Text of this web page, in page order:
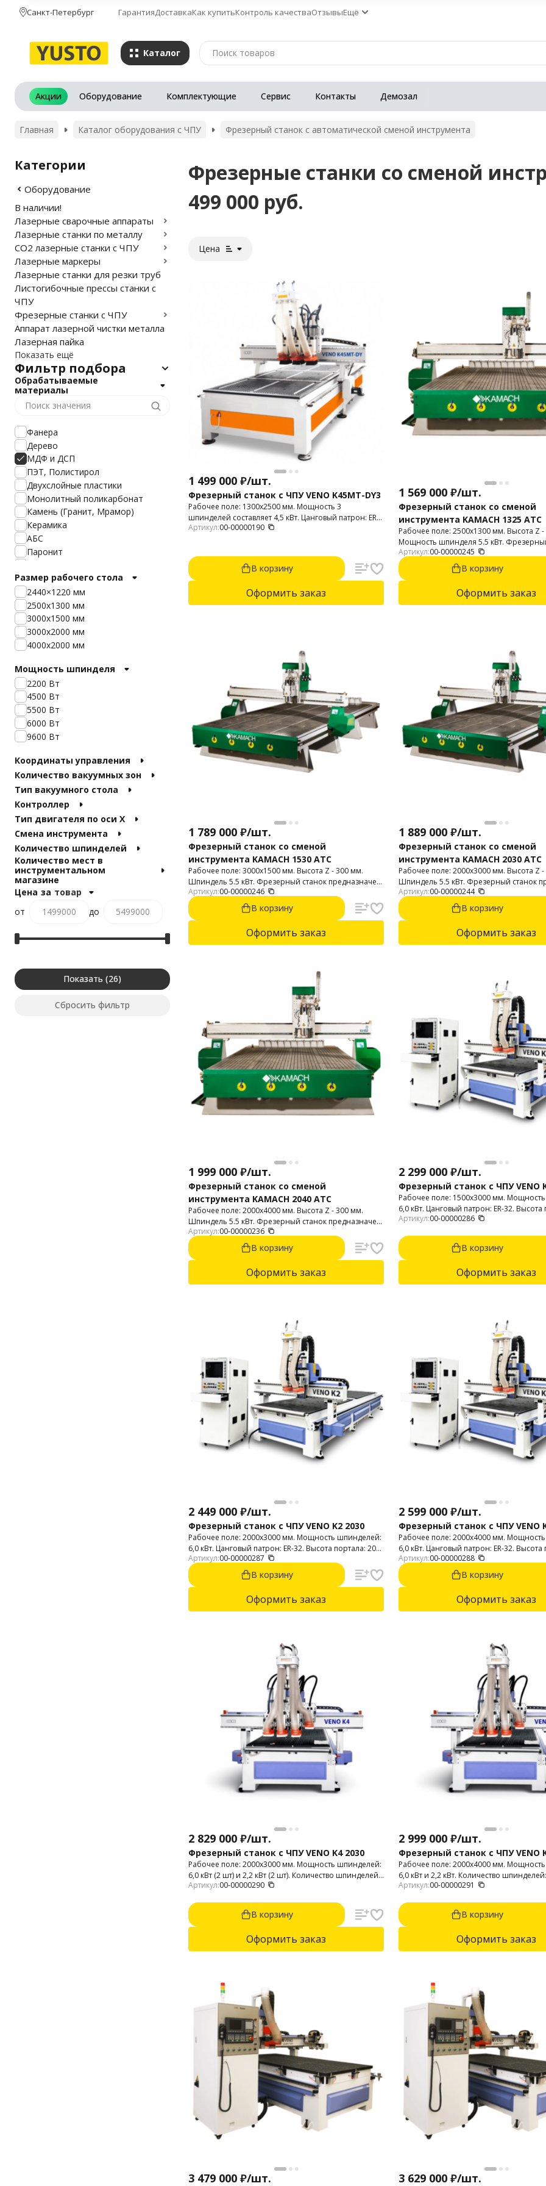
Санкт-Петербург ГарантияДоставкаКак купитьКонтроль качестваОтзывыЕщё
Каталог
Акции Оборудование Комплектующие Сервис Контакты Демозал
Главная Каталог оборудования с ЧПУ Фрезерный станок с автоматической сменой инструмента
Фрезерные станки со сменой
499 000 руб.
Цена
1 499 000 ₽/шт.
Фрезерный станок с ЧПУ VENO K45MT-DY3
Рабочее поле: 1300х2500 мм. Мощность 3
шпинделей составляет 4,5 кВт. Цанговый патрон: ER-
32. Высота портала: 200 мм. Фрезерный станок
фасадов, дерева.
Артикул:00-00000190
В корзину
Оформить заказ
1 569 000 ₽/шт.
Фрезерный станок со сменой
инструмента KAMACH 1325 ATC
Рабочее поле: 2500x1300 мм. Высота Z
Мощность шпинделя 5.5 кВт.
предназначен для 2D и 3D
фанеры, МДФ, композитных
фасадов, дерева.
Артикул:00-00000245
В корзину
Оформить заказ
1 789 000 ₽/шт.
Фрезерный станок со сменой
инструмента KAMACH 1530 ATC
Рабочее поле: 3000x1500 мм. Высота Z - 300 мм.
Шпиндель 5.5 кВт. Фрезерный станок предназначен
для 2D и 3D фрезерования пластика, фанеры, МДФ,
композитных материалов, мебельных фасадов,
дерева.
Артикул:00-00000246
В корзину
Оформить заказ
1 889 000 ₽/шт.
Фрезерный станок со сменой
инструмента KAMACH 2030 ATC
Рабочее поле: 2000x3000 мм. Высота Z
Шпиндель 5.5 кВт. Фрезерный станок
для 2D и 3D фрезерования пластика,
композитных материалов, мебельных
дерева.
Артикул:00-00000244
В корзину
Оформить заказ
1 999 000 ₽/шт.
Фрезерный станок со сменой
инструмента KAMACH 2040 ATC
Рабочее поле: 2000x4000 мм. Высота Z - 300 мм.
Шпиндель 5.5 кВт. Фрезерный станок предназначен
для 2D и 3D фрезерования пластика, фанеры, МДФ,
композитных материалов, мебельных фасадов,
дерева.
Артикул:00-00000236
В корзину
Оформить заказ
2 299 000 ₽/шт.
Фрезерный станок с ЧПУ VENO
Рабочее поле: 1500х3000 мм.
6,0 кВт. Цанговый патрон: ER-32. Высота
мм.
Артикул:00-00000286
В корзину
Оформить заказ
2 449 000 ₽/шт.
Фрезерный станок с ЧПУ VENO K2 2030
Рабочее поле: 2000х3000 мм. Мощность шпинделей:
6,0 кВт. Цанговый патрон: ER-32. Высота портала: 200
мм.
Артикул:00-00000287
В корзину
Оформить заказ
2 599 000 ₽/шт.
Фрезерный станок с ЧПУ VENO
Рабочее поле: 2000х4000 мм.
6,0 кВт. Цанговый патрон: ER-32. Высота
мм.
Артикул:00-00000288
В корзину
Оформить заказ
2 829 000 ₽/шт.
Фрезерный станок с ЧПУ VENO K4 2030
Рабочее поле: 2000х3000 мм. Мощность шпинделей:
6,0 кВт (2 шт) и 2,2 кВт (2 шт). Количество шпинделей:
4. Цанговый патрон: ER-32. Высота портала: 200 мм.
Артикул:00-00000290
В корзину
Оформить заказ
2 999 000 ₽/шт.
Фрезерный станок с ЧПУ VENO
Рабочее поле: 2000х4000 мм.
6,0 кВт и 2,2 кВт. Количество
патрон: ER-32. Высота портала: 200 мм.
пластика, фанеры, МДФ, композитных
мебельных фасадов, дерева.
Артикул:00-00000291
В корзину
Оформить заказ
3 479 000 ₽/шт. 3 629 000 ₽/шт.
Категории
Оборудование
В наличии!
Лазерные сварочные аппараты
Лазерные станки по металлу
CO2 лазерные станки с ЧПУ
Лазерные маркеры
Лазерные станки для резки труб
Листогибочные прессы станки с
ЧПУ
Фрезерные станки с ЧПУ
Аппарат лазерной чистки металла
Лазерная пайка
Показать ещё
Фильтр подбора
Обрабатываемые
материалы
Фанера
Дерево
МДФ и ДСП
ПЭТ, Полистирол
Двухслойные пластики
Монолитный поликарбонат
Камень (Гранит, Мрамор)
Керамика
АБС
Паронит
ПВХ
Акрил
Текстолит
Пенопласт
Стеклопластик
Эпоксидная смола
Размер рабочего стола
2440×1220 мм
2500х1300 мм
3000х1500 мм
3000х2000 мм
4000х2000 мм
Мощность шпинделя
2200 Вт
4500 Вт
5500 Вт
6000 Вт
9600 Вт
Координаты управления
Количество вакуумных зон
Тип вакуумного стола
Контроллер
Тип двигателя по оси X
Смена инструмента
Количество шпинделей
Количество мест в
инструментальном
магазине
Цена за товар
от
до
Показать
Сбросить фильтр